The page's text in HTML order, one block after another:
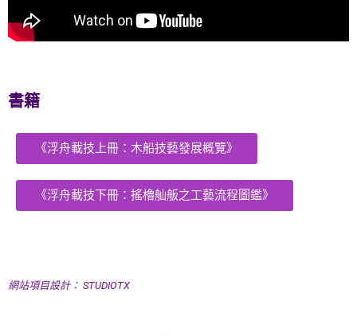
書籍
《浮舟載技上冊：木船技藝發展概覽》
《浮舟載技下冊：搖櫓舢舨之工藝流程圖鑑》
網站項目設計： STUDIOTX